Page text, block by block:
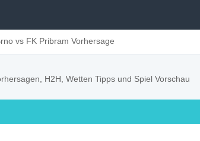
vs FK Pribram Vorhersage
H2H, Wetten Tipps und Spiel Vorschau